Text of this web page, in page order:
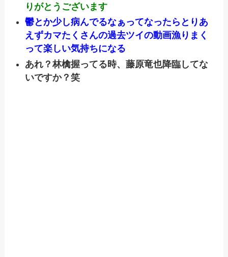
りがとうございます
鬱とか少し病んでるなぁってなったらとりあ
えずカマたくさんの過去ツイの動画漁りまく
って楽しい気持ちになる
あれ？林檎握ってる時、藤原竜也降臨してな
いですか？笑